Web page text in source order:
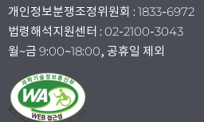
개인정보분쟁조정위원회 : 1833-6972
법령해석지원센터 : 02-2100-3043
월~금 9:00~18:00, 공휴일 제외